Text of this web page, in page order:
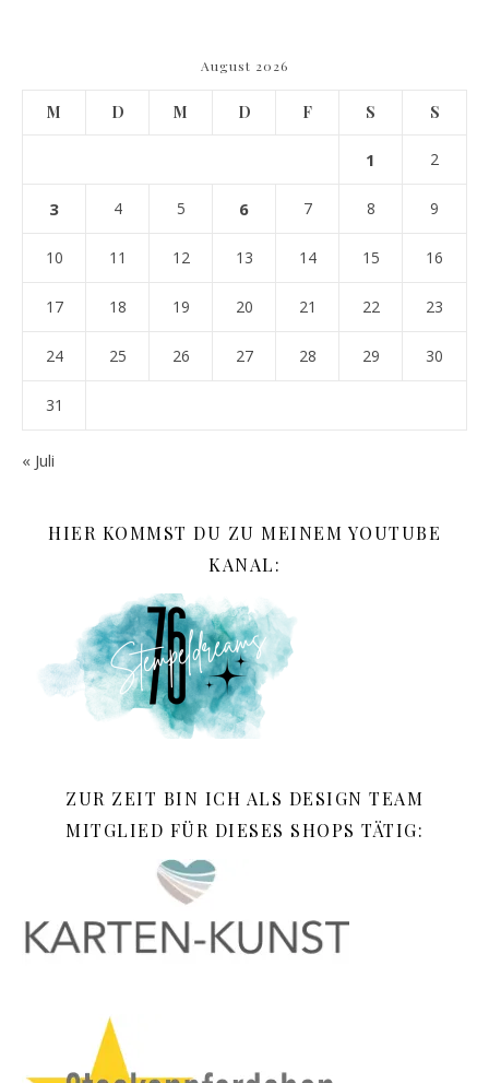
August 2026
M D M D F S S
1 2
3 4 5 6 7 8 9
10 11 12 13 14 15 16
17 18 19 20 21 22 23
24 25 26 27 28 29 30
31
« Juli
HIER KOMMST DU ZU MEINEM YOUTUBE
KANAL:
ZUR ZEIT BIN ICH ALS DESIGN TEAM
MITGLIED FÜR DIESES SHOPS TÄTIG: